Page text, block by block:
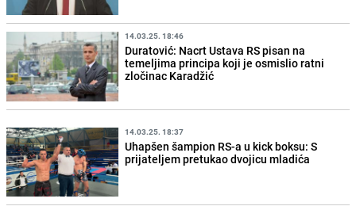
14.03.25. 18:46
Duratović: Nacrt Ustava RS pisan na
temeljima principa koji je osmislio ratni
zločinac Karadžić
14.03.25. 18:37
Uhapšen šampion RS-a u kick boksu: S
prijateljem pretukao dvojicu mladića